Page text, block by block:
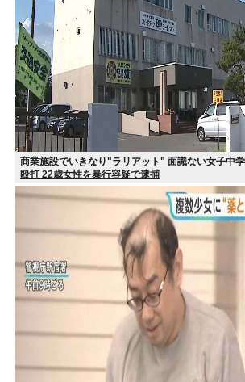
商業施設でいきなり"ラリアット" 面識ない女子中
殴打 22歳女性を暴行容疑で逮捕